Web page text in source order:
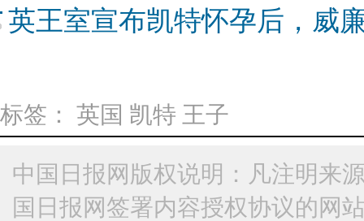
英王室宣布凯特怀孕后，威
标签： 英国 凯特 王子
中国日报网版权说明：凡注明来
国日报网签署内容授权协议的网